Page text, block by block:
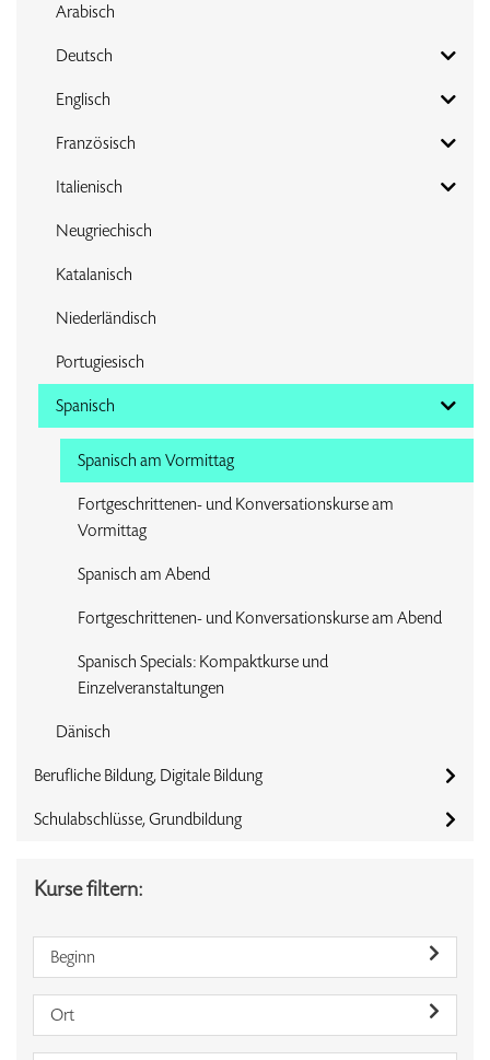
Arabisch
Deutsch
Englisch
Französisch
Italienisch
Neugriechisch
Katalanisch
Niederländisch
Portugiesisch
Spanisch
Spanisch am Vormittag
Fortgeschrittenen- und Konversationskurse am
Vormittag
Spanisch am Abend
Fortgeschrittenen- und Konversationskurse am Abend
Spanisch Specials: Kompaktkurse und
Einzelveranstaltungen
Dänisch
Berufliche Bildung, Digitale Bildung
Schulabschlüsse, Grundbildung
Kurse filtern:
Beginn
Ort